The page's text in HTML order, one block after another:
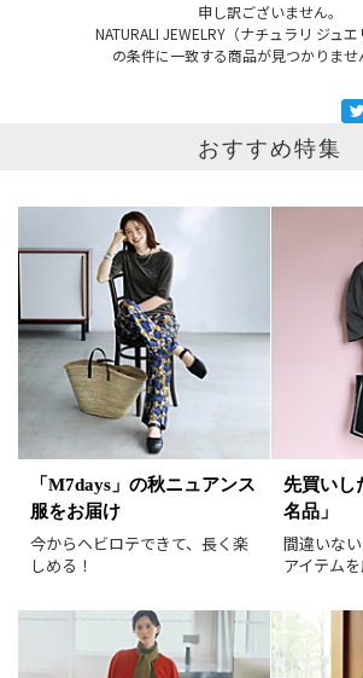
申し訳ございません。
NATURALI JEWELRY（ナチュラリ ジュ
の条件に一致する商品が見つかりませ
掲載雑誌
価格 円～
表示オプション
再入荷
画像小
おすすめ特集
「M7days」の秋ニュアンス
服をお届け
今からヘビロテできて、長く楽
しめる！
先買いし
名品」
間違いな
アイテムを